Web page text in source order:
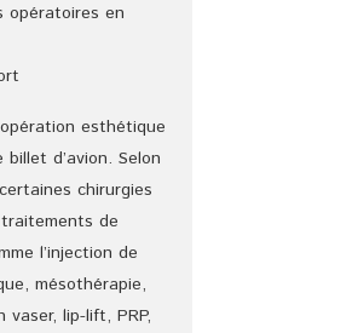
opératoires en
esthétique
d’avion. Selon
chirurgies
de
l’injection de
mésothérapie,
vaser, lip-lift, PRP,